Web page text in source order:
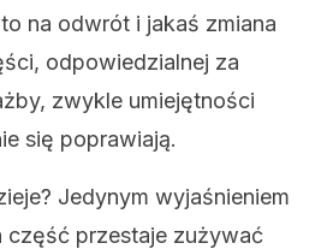
na odwrót i jakaś zmiana
odpowiedzialnej za
zwykle umiejętności
się poprawiają.
Jedynym wyjaśnieniem
część przestaje zużywać